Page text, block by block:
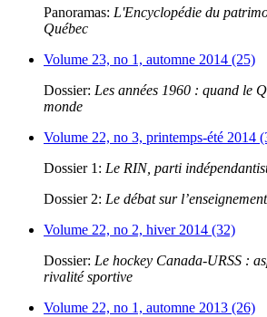
Panoramas: L'Encyclopédie du
Québec
Volume 23, no 1, automne 2014 (25)
Dossier: Les années 1960 : quand le
monde
Volume 22, no 3, printemps-été 2014
Dossier 1: Le RIN, parti
Dossier 2: Le débat sur
Volume 22, no 2, hiver 2014 (32)
Dossier: Le hockey Canada-URSS :
rivalité sportive
Volume 22, no 1, automne 2013 (26)